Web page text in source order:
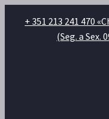
+ 351 213 241 470
(Seg. a Sex.